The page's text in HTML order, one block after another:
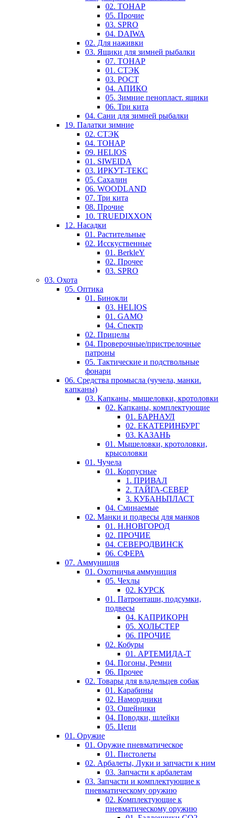
02. ТОНАР
05. Прочие
03. SPRO
04. DAIWA
02. Для наживки
03. Ящики для зимней рыбалки
07. ТОНАР
01. СТЭК
03. РОСТ
04. АПИКО
05. Зимние пенопласт. ящики
06. Три кита
04. Сани для зимней рыбалки
19. Палатки зимние
02. СТЭК
04. ТОНАР
09. HELIOS
01. SIWEIDA
03. ИРКУТ-ТЕКС
05. Сахалин
06. WOODLAND
07. Три кита
08. Прочие
10. TRUEDIXXON
12. Насадки
01. Растительные
02. Исскуственные
01. BerkleY
02. Прочее
03. SPRO
03. Охота
05. Оптика
01. Бинокли
03. HELIOS
01. GAMO
04. Спектр
02. Прицелы
04. Проверочные/пристрелочные
патроны
05. Тактические и подствольные
фонари
06. Средства промысла (чучела, манки.
капканы)
03. Капканы, мышеловки, кротоловки
02. Капканы, комплектующие
01. БАРНАУЛ
02. ЕКАТЕРИНБУРГ
03. КАЗАНЬ
01. Мышеловки, кротоловки,
крысоловки
01. Чучела
01. Корпусные
1. ПРИВАЛ
2. ТАЙГА-СЕВЕР
3. КУБАНЬПЛАСТ
04. Сминаемые
02. Манки и подвесы для манков
01. Н.НОВГОРОД
02. ПРОЧИЕ
04. СЕВЕРОДВИНСК
06. СФЕРА
07. Аммуниция
01. Охотничья аммуниция
05. Чехлы
02. КУРСК
01. Патронташи, подсумки,
подвесы
04. КАПРИКОРН
05. ХОЛЬСТЕР
06. ПРОЧИЕ
02. Кобуры
01. АРТЕМИДА-Т
04. Погоны, Ремни
06. Прочее
02. Товары для владельцев собак
01. Карабины
02. Намордники
03. Ошейники
04. Поводки, шлейки
05. Цепи
01. Оружие
01. Оружие пневматическое
01. Пистолеты
02. Арбалеты, Луки и запчасти к ним
03. Запчасти к арбалетам
03. Запчасти и комплектующие к
пневматическому оружию
02. Комплектующие к
пневматическому оружию